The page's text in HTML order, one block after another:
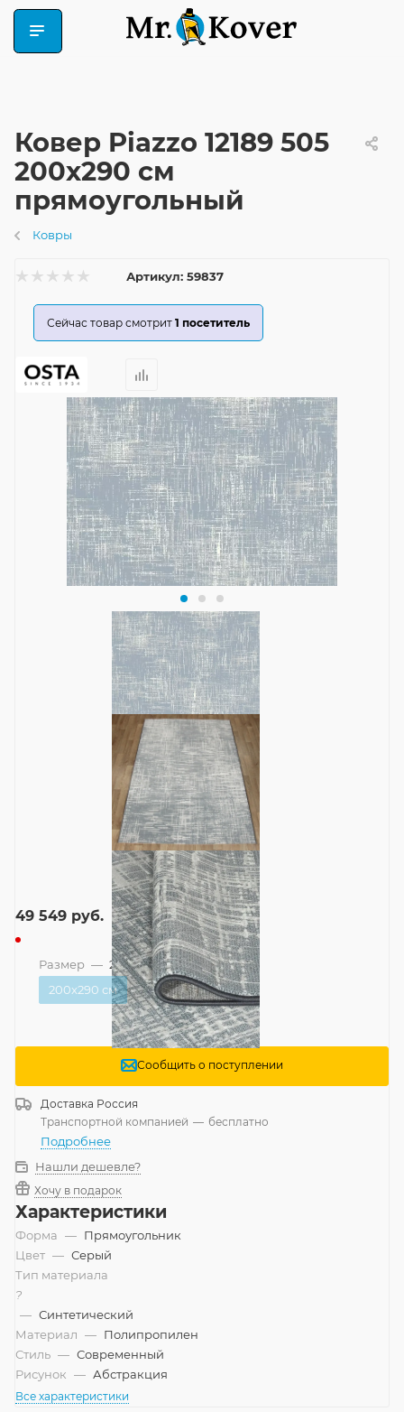
Ковер Piazzo 12189 505
200x290 см
прямоугольный
Ковры
Артикул: 59837
Сейчас товар смотрит 1 посетитель
49 549 руб.
Размер — 200x290 см
200x290 см
Сообщить о поступлении
Доставка Россия
Транспортной компанией — бесплатно
Подробнее
Нашли дешевле?
Хочу в подарок
Характеристики
Форма — Прямоугольник
Цвет — Серый
Тип материала
?
— Синтетический
Материал — Полипропилен
Стиль — Современный
Рисунок — Абстракция
Все характеристики